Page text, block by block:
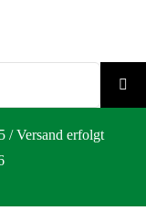
/ Versand erfolgt